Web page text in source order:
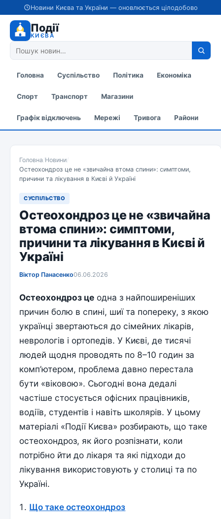
Новини Києва та України — оновлюється цілодобово
Події
КИЄВА
Головна Суспільство Політика Економіка
Спорт Транспорт Магазини
Графік відключень Мережі Тривога Райони
Головна/Новини/
Остеохондроз це не «звичайна втома спини»: симптоми,
причини та лікування в Києві й Україні
СУСПІЛЬСТВО
Остеохондроз це не «звичайна
втома спини»: симптоми,
причини та лікування в Києві й
Україні
Віктор Панасенко06.06.2026
Остеохондроз це одна з найпоширеніших
причин болю в спині, шиї та попереку, з якою
українці звертаються до сімейних лікарів,
неврологів і ортопедів. У Києві, де тисячі
людей щодня проводять по 8–10 годин за
комп’ютером, проблема давно перестала
бути «віковою». Сьогодні вона дедалі
частіше стосується офісних працівників,
водіїв, студентів і навіть школярів. У цьому
матеріалі «Події Києва» розбирають, що таке
остеохондроз, як його розпізнати, коли
потрібно йти до лікаря та які підходи до
лікування використовують у столиці та по
Україні.
Що таке остеохондроз